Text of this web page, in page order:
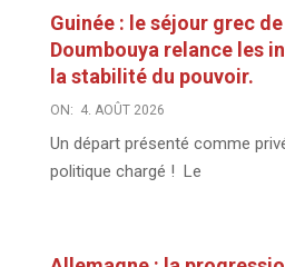
Guinée : le séjour grec
Doumbouya relance les
la stabilité du pouvoir.
ON: 4. AOÛT 2026
Un départ présenté comme
politique chargé ! Le